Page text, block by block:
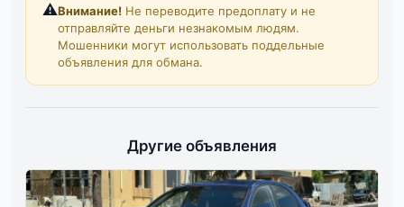
⚠️Внимание! Не переводите предоплату и не
отправляйте деньги незнакомым людям.
Мошенники могут использовать поддельные
объявления для обмана.
Другие объявления